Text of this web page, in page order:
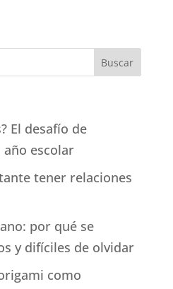
El desafío de
escolar
tener relaciones
por qué se
y difíciles de olvidar
como